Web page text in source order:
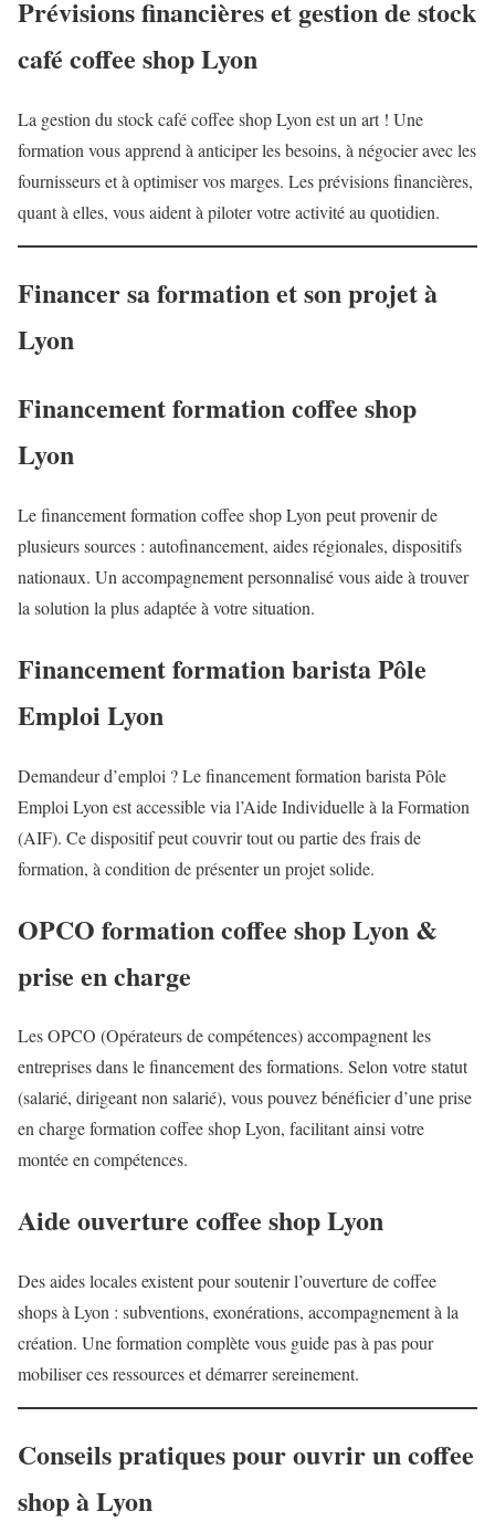
Prévisions financières et gestion de stock
café coffee shop Lyon
La gestion du stock café coffee shop Lyon est un art ! Une
formation vous apprend à anticiper les besoins, à négocier avec les
fournisseurs et à optimiser vos marges. Les prévisions financières,
quant à elles, vous aident à piloter votre activité au quotidien.
Financer sa formation et son projet à
Lyon
Financement formation coffee shop
Lyon
Le financement formation coffee shop Lyon peut provenir de
plusieurs sources : autofinancement, aides régionales, dispositifs
nationaux. Un accompagnement personnalisé vous aide à trouver
la solution la plus adaptée à votre situation.
Financement formation barista Pôle
Emploi Lyon
Demandeur d’emploi ? Le financement formation barista Pôle
Emploi Lyon est accessible via l’Aide Individuelle à la Formation
(AIF). Ce dispositif peut couvrir tout ou partie des frais de
formation, à condition de présenter un projet solide.
OPCO formation coffee shop Lyon &
prise en charge
Les OPCO (Opérateurs de compétences) accompagnent les
entreprises dans le financement des formations. Selon votre statut
(salarié, dirigeant non salarié), vous pouvez bénéficier d’une prise
en charge formation coffee shop Lyon, facilitant ainsi votre
montée en compétences.
Aide ouverture coffee shop Lyon
Des aides locales existent pour soutenir l’ouverture de coffee
shops à Lyon : subventions, exonérations, accompagnement à la
création. Une formation complète vous guide pas à pas pour
mobiliser ces ressources et démarrer sereinement.
Conseils pratiques pour ouvrir un coffee
shop à Lyon